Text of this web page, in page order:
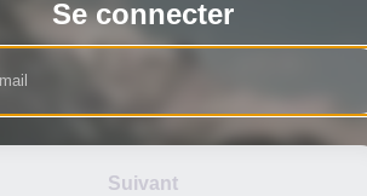
Se connecter
Suivant